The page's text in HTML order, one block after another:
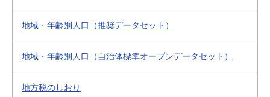
地域・年齢別人口（推奨データセット）
地域・年齢別人口（自治体標準オープンデータセット）
地方税のしおり